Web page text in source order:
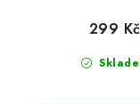
299 Kč